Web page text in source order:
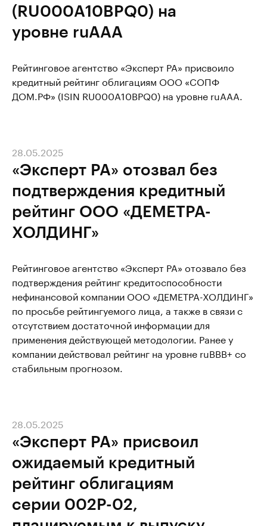
(RU000A10BPQ0) на
уровне ruAAA
Рейтинговое агентство «Эксперт РА» присвоило
кредитный рейтинг облигациям ООО «СОПФ
ДОМ.РФ» (ISIN RU000A10BPQ0) на уровне ruAAA.
«Эксперт РА» отозвал без
подтверждения кредитный
рейтинг ООО «ДЕМЕТРА-
ХОЛДИНГ»
28.05.2025
Рейтинговое агентство «Эксперт РА» отозвало без
подтверждения рейтинг кредитоспособности
нефинансовой компании ООО «ДЕМЕТРА-ХОЛДИНГ»
по просьбе рейтингуемого лица, а также в связи с
отсутствием достаточной информации для
применения действующей методологии. Ранее у
компании действовал рейтинг на уровне ruВВВ+ со
стабильным прогнозом.
«Эксперт РА» присвоил
ожидаемый кредитный
рейтинг облигациям
серии 002Р-02,
28.05.2025